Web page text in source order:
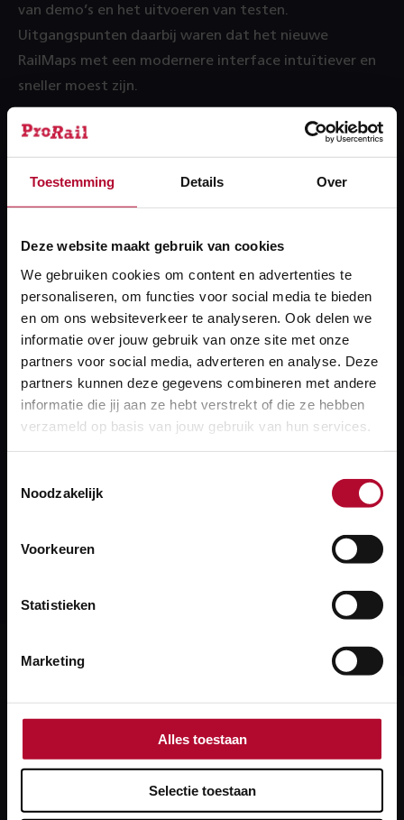
Toestemming Details Over
Deze website maakt gebruik van cookies
We gebruiken cookies om content en advertenties te
personaliseren, om functies voor social media te bieden
en om ons websiteverkeer te analyseren. Ook delen we
informatie over jouw gebruik van onze site met onze
partners voor social media, adverteren en analyse. Deze
partners kunnen deze gegevens combineren met andere
informatie die jij aan ze hebt verstrekt of die ze hebben
verzameld op basis van jouw gebruik van hun services.
Noodzakelijk
Voorkeuren
Statistieken
Marketing
Alles toestaan
Selectie toestaan
van demo’s en het uitvoeren van testen.
Uitgangspunten daarbij waren dat het nieuwe
RailMaps met een modernere interface intuïtiever en
sneller moest zijn.
meestgebruikte bestaande functionaliteiten, maar
worden. Zo kan nu ook het kaartbeeld geroteerd
worden. Op deze manier is het nieuwe RailMaps nog
gebruiksvriendelijker voor gebruikers.
Benieuwd? Neem snel een kijkje op:www.railmaps.nl
Inloggen voor externe gebruikers gaat via een b2b
account (in plaats van voorheen het EX_account)
Meer over RailMaps
We helpen je graag! We reageren op werkdagen
Stel je vraag